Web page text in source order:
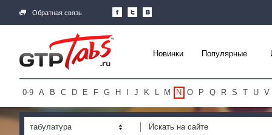
Обратная связь
Новинки Популярные
0-9 A B C D E F G H J K L M N O P Q R S T U V
табулатура